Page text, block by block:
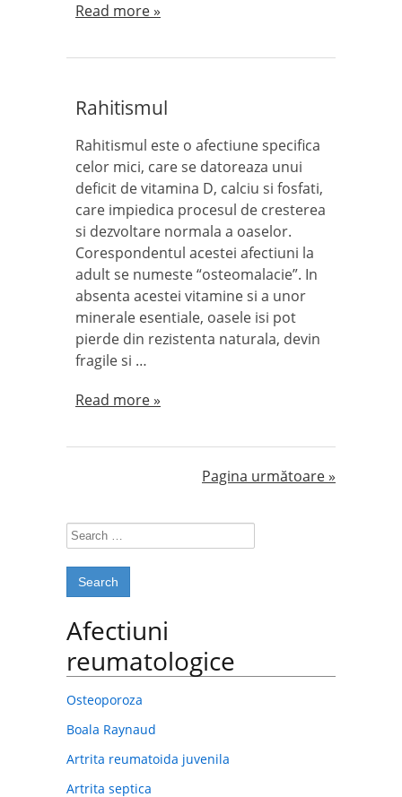
Read more »
Rahitismul
Rahitismul este o afectiune specifica
celor mici, care se datoreaza unui
deficit de vitamina D, calciu si fosfati,
care impiedica procesul de cresterea
si dezvoltare normala a oaselor.
Corespondentul acestei afectiuni la
adult se numeste “osteomalacie”. In
absenta acestei vitamine si a unor
minerale esentiale, oasele isi pot
pierde din rezistenta naturala, devin
fragile si …
Read more »
Pagina următoare »
Search
for:
Afectiuni
reumatologice
Osteoporoza
Boala Raynaud
Artrita reumatoida juvenila
Artrita septica